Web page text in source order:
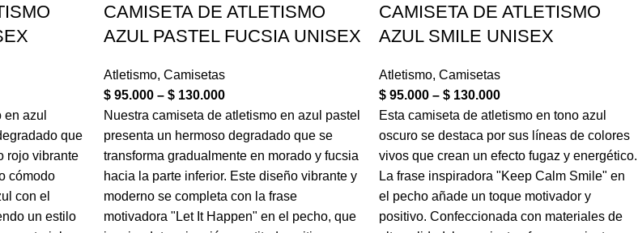
azul
que
rojo vibrante
cómodo
con el
un estilo
CAMISETA DE ATLETISMO
AZUL PASTEL FUCSIA UNISEX
Atletismo, Camisetas
$95.000 – $130.000
Nuestra camiseta de atletismo en azul pastel
presenta un hermoso degradado que se
transforma gradualmente en morado y fucsia
hacia la parte inferior. Este diseño vibrante y
moderno se completa con la frase
motivadora "Let It Happen" en el pecho, que
CAMISETA DE ATLETISMO
AZUL SMILE UNISEX
Atletismo, Camisetas
$95.000 – $130.000
Esta camiseta de atletismo en tono azul
oscuro se destaca por sus líneas de colores
vivos que crean un efecto fugaz y energético.
La frase inspiradora "Keep Calm Smile" en
el pecho añade un toque motivador y
positivo. Confeccionada con materiales de